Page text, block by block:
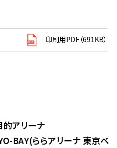
印刷用PDF（691KB）
アリーナ
BAY(ららアリーナ 東京ベ